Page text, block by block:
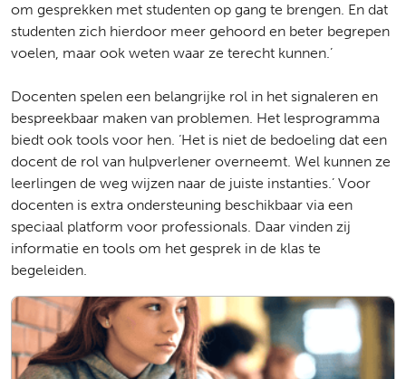
om gesprekken met studenten op gang te brengen. En dat
studenten zich hierdoor meer gehoord en beter begrepen
voelen, maar ook weten waar ze terecht kunnen.’
Docenten spelen een belangrijke rol in het signaleren en
bespreekbaar maken van problemen. Het lesprogramma
biedt ook tools voor hen. ‘Het is niet de bedoeling dat een
docent de rol van hulpverlener overneemt. Wel kunnen ze
leerlingen de weg wijzen naar de juiste instanties.’ Voor
docenten is extra ondersteuning beschikbaar via een
speciaal platform voor professionals. Daar vinden zij
informatie en tools om het gesprek in de klas te
begeleiden.